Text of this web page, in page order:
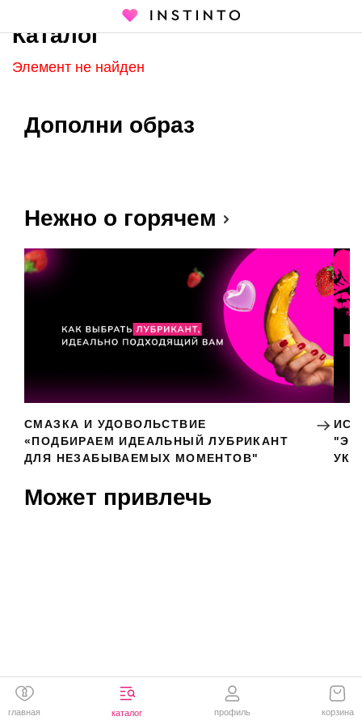
Каталог
Каталог
Элемент не найден
Дополни образ
Нежно о горячем
СМАЗКА И УДОВОЛЬСТВИЕ
«ПОДБИРАЕМ ИДЕАЛЬНЫЙ ЛУБРИКАНТ
ДЛЯ НЕЗАБЫВАЕМЫХ МОМЕНТОВ"
Может привлечь
главная каталог профиль корзина